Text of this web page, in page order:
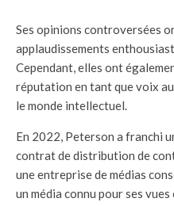
Ses opinions controversées
applaudissements
Cependant, elles ont
réputation en tant que voix
le monde intellectuel.
En 2022, Peterson a franchi
contrat de distribution de
une entreprise de médias
un média connu pour ses